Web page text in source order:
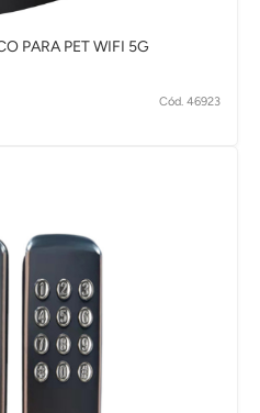
PARA PET WIFI 5G
Cód. 46923